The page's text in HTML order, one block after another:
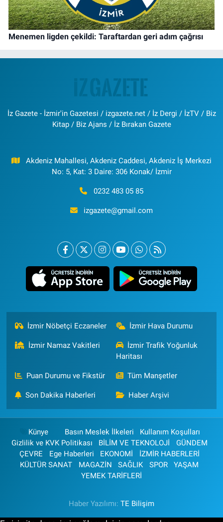
Menemen ligden çekildi: Taraftardan geri adım çağrısı
İz Gazete - İzmir'in Gazetesi / izgazete.net / İz Dergi / İzTV / Biz
Kitap / Biz Ajans / İz Bırakan Gazete
Akdeniz Mahallesi, Akdeniz Caddesi, Akdeniz İş Merkezi
No: 5, Kat: 3 Daire: 306 Konak/ İzmir
0232 483 05 85
izgazete@gmail.com
İzmir Nöbetçi Eczaneler İzmir Hava Durumu
İzmir Namaz Vakitleri
İzmir Trafik Yoğunluk
Haritası
Puan Durumu ve Fikstür Tüm Manşetler
Son Dakika Haberleri Haber Arşivi
Künye Basın Meslek İlkeleri
Kullanım Koşulları
Gizlilik ve KVK Politikası
BİLİM VE TEKNOLOJİ
GÜNDEM
ÇEVRE
Ege Haberleri EKONOMİ
İZMİR HABERLERİ
KÜLTÜR SANAT
MAGAZİN SAĞLIK SPOR
YAŞAM
YEMEK TARİFLERİ
Haber Yazılımı: TE Bilişim